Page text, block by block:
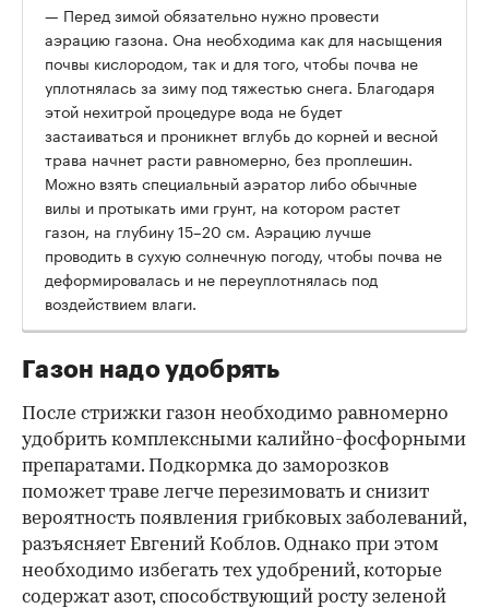
— Перед зимой обязательно нужно провести
аэрацию газона. Она необходима как для насыщения
почвы кислородом, так и для того, чтобы почва не
уплотнялась за зиму под тяжестью снега. Благодаря
этой нехитрой процедуре вода не будет
застаиваться и проникнет вглубь до корней и весной
трава начнет расти равномерно, без проплешин.
Можно взять специальный аэратор либо обычные
вилы и протыкать ими грунт, на котором растет
газон, на глубину 15–20 см. Аэрацию лучше
проводить в сухую солнечную погоду, чтобы почва не
деформировалась и не переуплотнялась под
воздействием влаги.
Газон надо удобрять
После стрижки газон необходимо равномерно
удобрить комплексными калийно-фосфорными
препаратами. Подкормка до заморозков
поможет траве легче перезимовать и снизит
вероятность появления грибковых заболеваний,
разъясняет Евгений Коблов. Однако при этом
необходимо избегать тех удобрений, которые
содержат азот, способствующий росту зеленой